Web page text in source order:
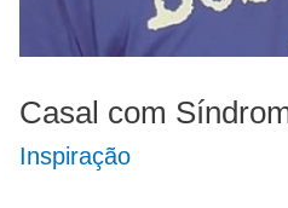
Casal com
Inspiração